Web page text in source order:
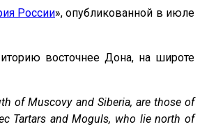
России», опубликованной в июле
восточнее Дона, на широте
of Muscovy and Siberia, are those of
Tartars and Moguls, who lie north of